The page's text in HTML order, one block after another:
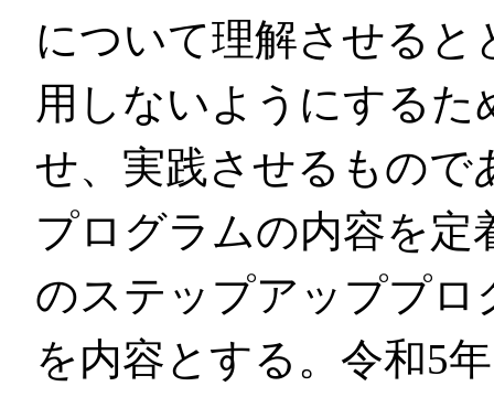
について理解させると
用しないようにする
せ、実践させるもので
プログラムの内容を定
のステップアッププロ
を内容とする。令和5